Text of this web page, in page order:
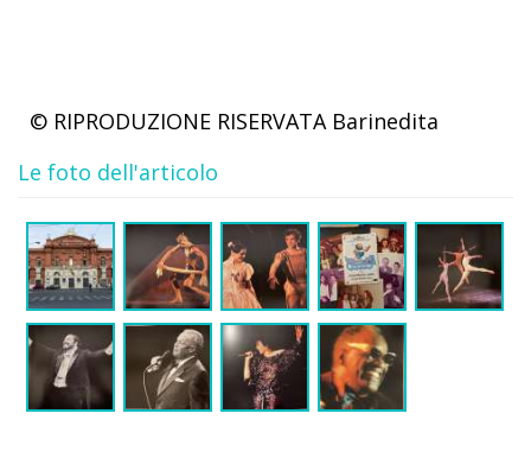
© RIPRODUZIONE RISERVATA Barinedita
Le foto dell'articolo